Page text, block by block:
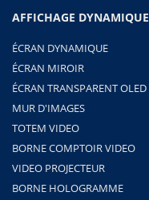
AFFICHAGE DYNAMIQUE
ÉCRAN DYNAMIQUE
ÉCRAN MIROIR
ÉCRAN TRANSPARENT OLED
MUR D'IMAGES
TOTEM VIDEO
BORNE COMPTOIR VIDEO
VIDEO PROJECTEUR
BORNE HOLOGRAMME